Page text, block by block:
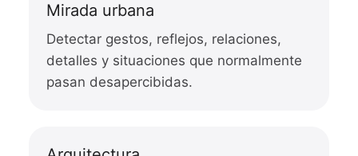
Mirada urbana
Detectar gestos, reflejos, relaciones,
detalles y situaciones que normalmente
pasan desapercibidas.